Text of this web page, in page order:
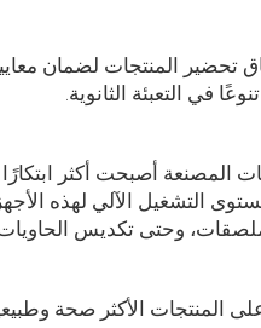
تحضير المنتجات لضمان
في التعبئة الثانوية.
المصنعة أصبحت أكثر
التشغيل الآلي لهذه
وحتى تكديس
المنتجات الأكثر صحة